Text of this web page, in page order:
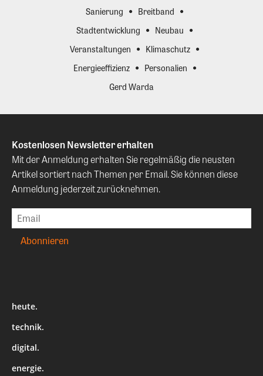
Sanierung
Breitband
Stadtentwicklung
Neubau
Veranstaltungen
Klimaschutz
Energieeffizienz
Personalien
Gerd Warda
Kostenlosen Newsletter erhalten
Mit der Anmeldung erhalten Sie regelmäßig die neusten
Artikel sortiert nach Themen per Email. Sie können diese
Anmeldung jederzeit zurücknehmen.
heute.
technik.
digital.
energie.